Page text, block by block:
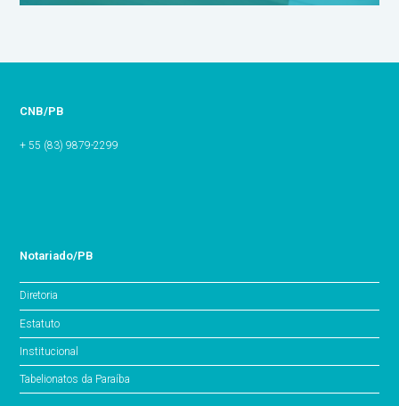
CNB/PB
+ 55 (83) 9879-2299
Notariado/PB
Diretoria
Estatuto
Institucional
Tabelionatos da Paraíba